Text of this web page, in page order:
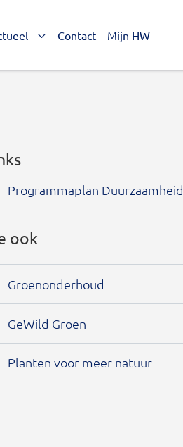
Contact Mijn HW
Programmaplan Duurzaamheid
ook
Groenonderhoud
GeWild Groen
Planten voor meer natuur